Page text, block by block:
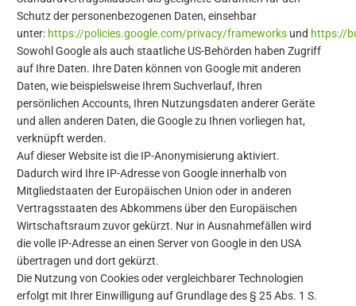
Schutz der personenbezogenen Daten, einsehbar
unter: https://policies.google.com/privacy/frameworks und https://
Sowohl Google als auch staatliche US-Behörden haben Zugriff
auf Ihre Daten. Ihre Daten können von Google mit anderen
Daten, wie beispielsweise Ihrem Suchverlauf, Ihren
persönlichen Accounts, Ihren Nutzungsdaten anderer Geräte
und allen anderen Daten, die Google zu Ihnen vorliegen hat,
verknüpft werden.
Auf dieser Website ist die IP-Anonymisierung aktiviert.
Dadurch wird Ihre IP-Adresse von Google innerhalb von
Mitgliedstaaten der Europäischen Union oder in anderen
Vertragsstaaten des Abkommens über den Europäischen
Wirtschaftsraum zuvor gekürzt. Nur in Ausnahmefällen wird
die volle IP-Adresse an einen Server von Google in den USA
übertragen und dort gekürzt.
Die Nutzung von Cookies oder vergleichbarer Technologien
erfolgt mit Ihrer Einwilligung auf Grundlage des § 25 Abs. 1 S.